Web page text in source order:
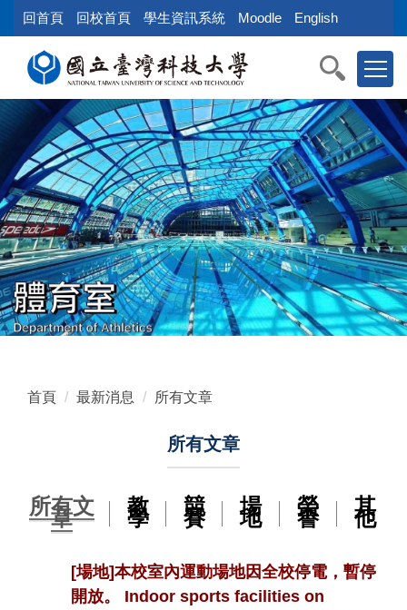
到
內
塊
回首頁 回校首頁 學生資訊系統 Moodle English
首頁 最新消息 所有文章
所有文章
所有文
章 教
學 競
賽 場
地 榮
譽 其
他
[場地]本校室內運動場地因全校停電，暫停
開放。 Indoor sports facilities on